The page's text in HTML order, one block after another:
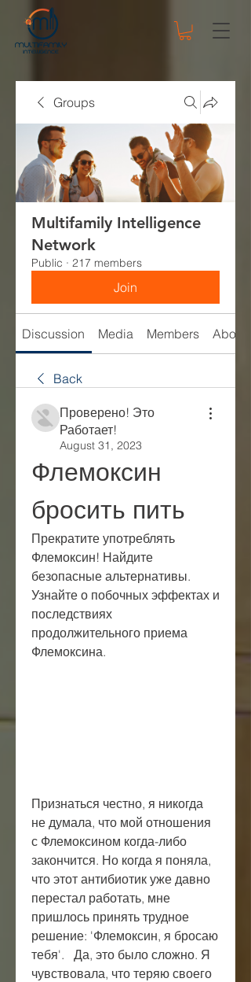
Groups
Multifamily Intelligence
Network
Public · 217 members
Join
Discussion Media Members About
Back
Проверено! Это
Работает!
August 31, 2023
Флемоксин
бросить пить
Прекратите употреблять
Флемоксин! Найдите
безопасные альтернативы.
Узнайте о побочных эффектах и
последствиях
продолжительного приема
Флемоксина.
Признаться честно, я никогда
не думала, что мой отношения
с Флемоксином когда-либо
закончится. Но когда я поняла,
что этот антибиотик уже давно
перестал работать, мне
пришлось принять трудное
решение: 'Флемоксин, я бросаю
тебя'.   Да, это было сложно. Я
чувствовала, что теряю своего